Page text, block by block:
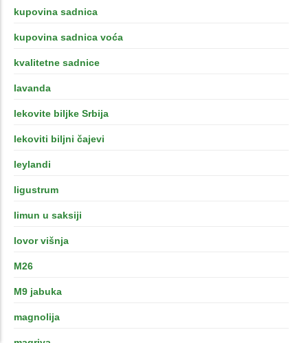
kupovina sadnica
kupovina sadnica voća
kvalitetne sadnice
lavanda
lekovite biljke Srbija
lekoviti biljni čajevi
leylandi
ligustrum
limun u saksiji
lovor višnja
M26
M9 jabuka
magnolija